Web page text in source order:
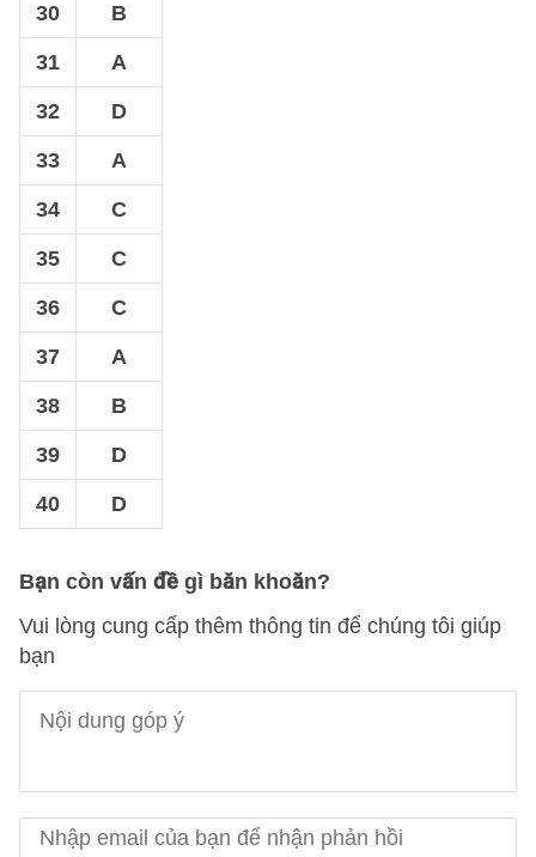
30 B
31 A
32 D
33 A
34 C
35 C
36 C
37 A
38 B
39 D
40 D
Bạn còn vấn đề gì băn khoăn?
Vui lòng cung cấp thêm thông tin để chúng tôi giúp
bạn